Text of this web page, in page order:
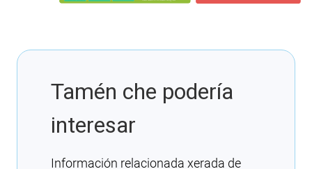
Tamén che podería
interesar
Información relacionada xerada de